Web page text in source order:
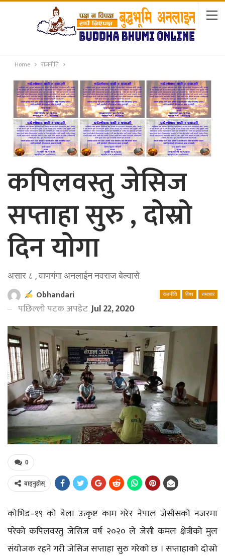
Home राजनीति
कपिलवस्तु जेसिज
सप्ताहा सुरु , दोस्रो
दिन योगा
असार ८ , वाणगंगा अनलाईन नवराज बेल्वासे
राजनीति विश्व समाचार
Obhandari
पछिल्लो पटक अपडेट Jul 22, 2020
0
बाड्नुहोस्
कोभिड–१९ को बेला उत्कृष्ट काम गरेर नेपाल जेसीसको नजरमा
परेको कपिलवस्तु जेसिज वर्ष २०२० ले जेसी कमल क्षेत्रीको मुल
संयोजक रहने गरी जेसिज सप्ताहा सुरु गरेको छ । सप्ताहाको दोस्रो